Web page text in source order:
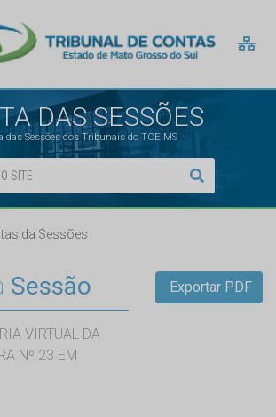
DAS SESSÕES
das Sessões dos Tribunais do TCE MS
da Sessões
Sessão
VIRTUAL DA
Nº 23 EM
Exportar PDF